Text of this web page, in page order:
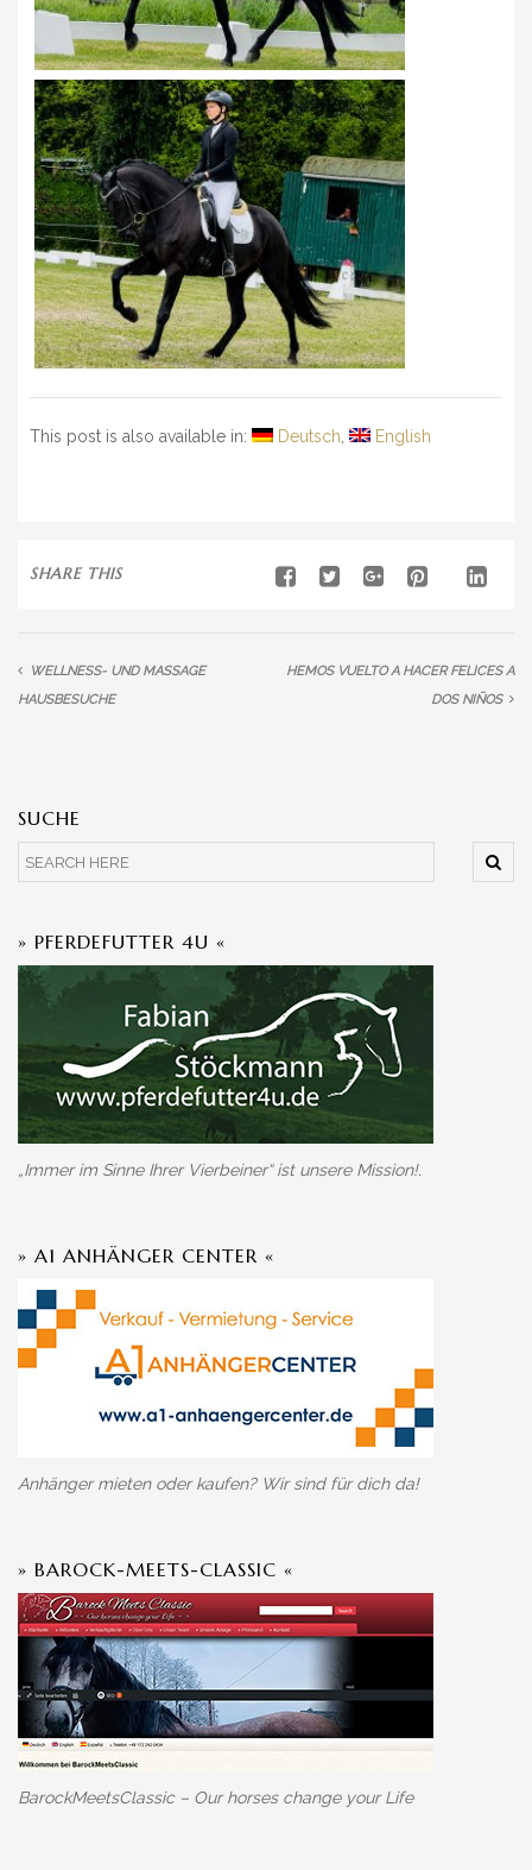
This post is also available in: Deutsch English
SHARE THIS
WELLNESS- UND MASSAGE
HAUSBESUCHE
HEMOS VUELTO A HACER FELICES A
DOS NIÑOS
SUCHE
» PFERDEFUTTER 4U «
„Immer im Sinne Ihrer Vierbeiner“ ist unsere Mission!.
» A1 ANHÄNGER CENTER «
Anhänger mieten oder kaufen? Wir sind für dich da!
» BAROCK-MEETS-CLASSIC «
BarockMeetsClassic – Our horses change your Life